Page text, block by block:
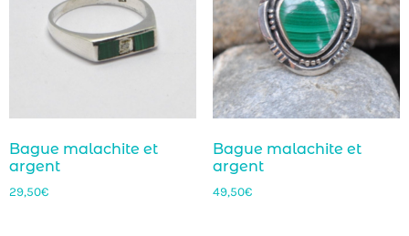
Bague malachite et
argent
29,50€
Bague malachite et
argent
49,50€